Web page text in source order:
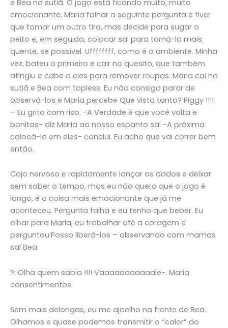
e Bea no sutiã. O jogo está ficando muito, muito
emocionante. Maria falhar a seguinte pergunta e tiver
que tomar um outro tiro, mas decide para sugar o
peito e, em seguida, colocar sal para torná-lo mais
quente, se possível. Uffffffff, como é o ambiente. Minha
vez, bateu o primeiro e cair no quesito, que também
atingiu e cabe a eles para remover roupas. Maria cai no
sutiã e Bea com topless. Eu não consigo parar de
observá-los e Maria percebe Que vista tanto? Piggy !!!!
– Eu grito com riso. -A Verdade é que você volta e
bonitas- diz Maria ao nosso espanto sal -A próxima
colocá-lo em eles- conclui. Eu acho que vai correr bem
então.
Cojo nervoso e rapidamente lançar os dados e deixar
sem saber o tempo, mas eu não quero que o jogo é
longo, é a coisa mais emocionante que já me
aconteceu. Pergunta falha e eu tenho que beber. Eu
olhar para Maria, eu trabalhar até a coragem e
perguntou:Posso liberá-los – observando com mamas
sal Bea
?. Olha quem sabia !!!! Vaaaaaaaaaaale-. Maria
consentimentos
Sem mais delongas, eu me ajoelho na frente de Bea.
Olhamos e quase podemos transmitir o “calor” do